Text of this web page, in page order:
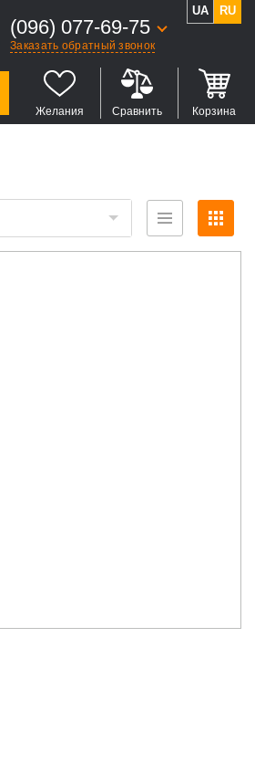
(096) 077-69-75
Заказать обратный звонок
UA RU
Желания Сравнить Корзина